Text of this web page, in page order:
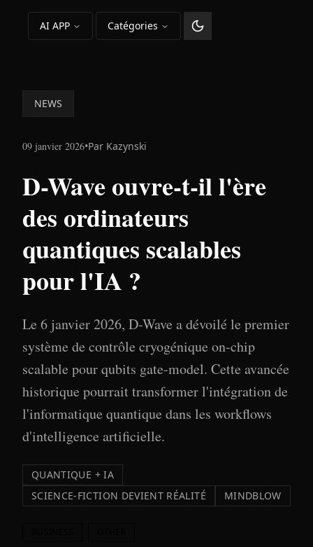
AI APP Catégories
Changer le thème
NEWS
09 janvier 2026•Par Kazynski
D-Wave ouvre-t-il l'ère
des ordinateurs
quantiques scalables
pour l'IA ?
Le 6 janvier 2026, D-Wave a dévoilé le premier
système de contrôle cryogénique on-chip
scalable pour qubits gate-model. Cette avancée
historique pourrait transformer l'intégration de
l'informatique quantique dans les workflows
d'intelligence artificielle.
QUANTIQUE + IA
SCIENCE-FICTION DEVIENT RÉALITÉ
MINDBLOW